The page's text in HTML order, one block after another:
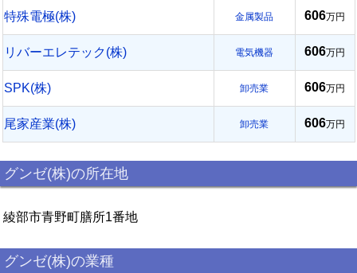
特殊電極(株) 金属製品 606万円
リバーエレテック(株) 電気機器 606万円
SPK(株) 卸売業 606万円
尾家産業(株) 卸売業 606万円
グンゼ(株)の所在地
綾部市青野町膳所1番地
グンゼ(株)の業種